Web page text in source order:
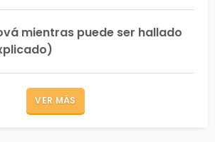
mientras puede ser hallado
VER MÁS